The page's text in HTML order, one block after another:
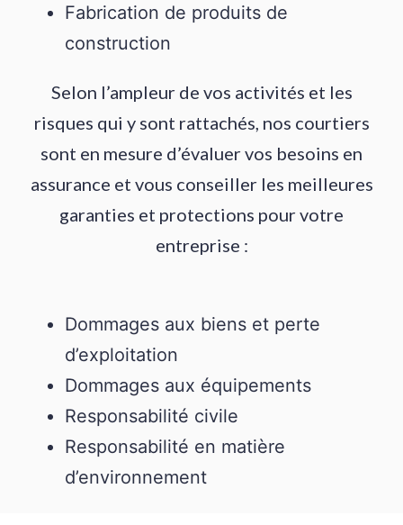
Fabrication de produits de
construction
Selon l’ampleur de vos activités et les
risques qui y sont rattachés, nos courtiers
sont en mesure d’évaluer vos besoins en
assurance et vous conseiller les meilleures
garanties et protections pour votre
entreprise :
Dommages aux biens et perte
d’exploitation
Dommages aux équipements
Responsabilité civile
Responsabilité en matière
d’environnement